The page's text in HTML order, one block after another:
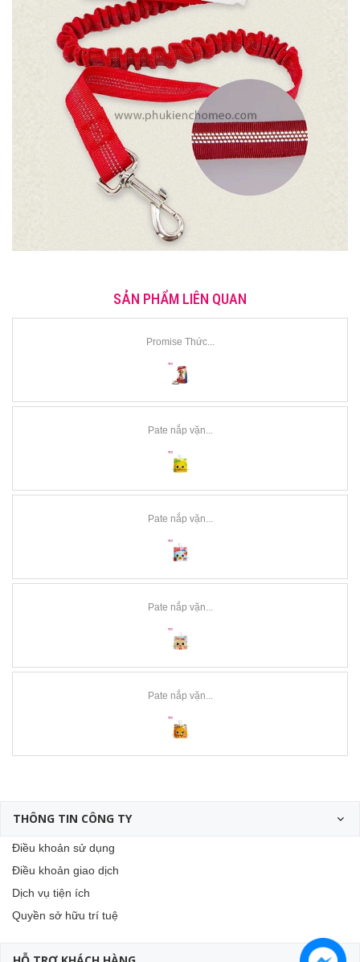
SẢN PHẨM LIÊN QUAN
Promise Thức...
Pate nắp vặn...
Pate nắp vặn...
Pate nắp vặn...
Pate nắp vặn...
THÔNG TIN CÔNG TY
Điều khoản sử dụng
Điều khoản giao dịch
Dịch vụ tiện ích
Quyền sở hữu trí tuệ